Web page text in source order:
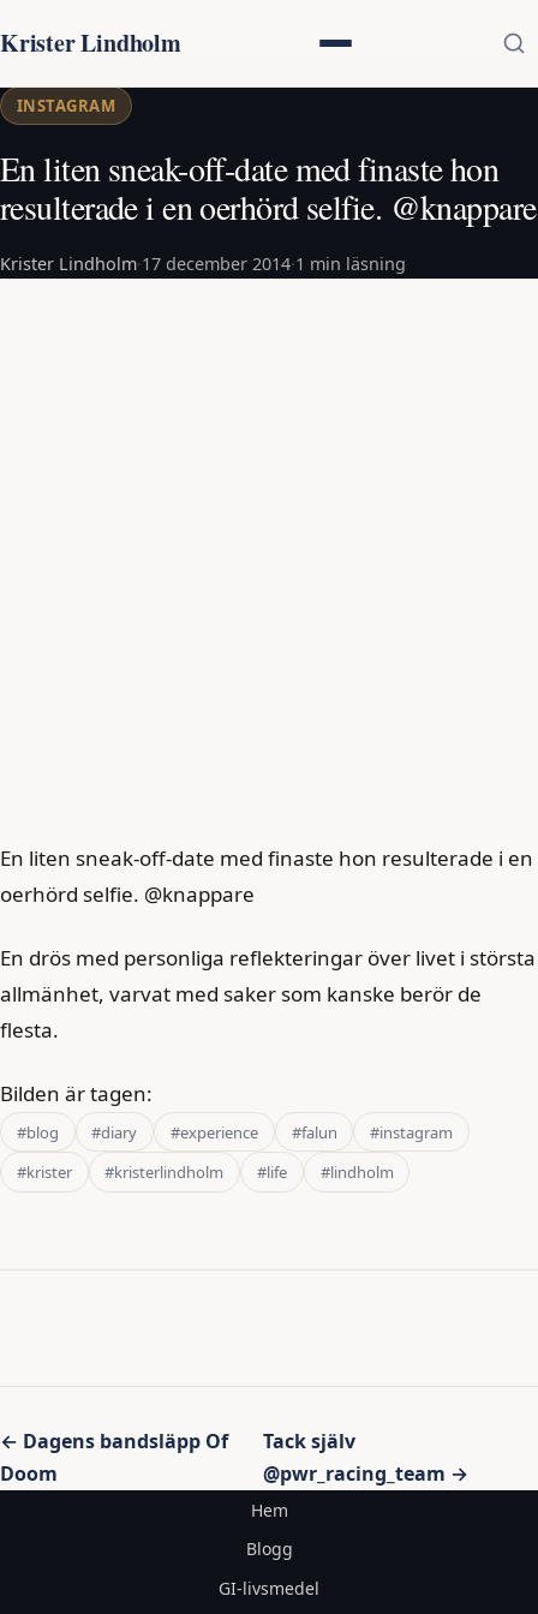
Krister Lindholm
INSTAGRAM
En liten sneak-off-date med finaste hon
resulterade i en oerhörd selfie. @knappare
Krister Lindholm·17 december 2014·1 min läsning
En liten sneak-off-date med finaste hon resulterade i en
oerhörd selfie. @knappare
En drös med personliga reflekteringar över livet i största
allmänhet, varvat med saker som kanske berör de
flesta.
Bilden är tagen:
#blog #diary #experience #falun
#instagram
#krister
#kristerlindholm #life #lindholm
Inläggsnavigering
← Dagens bandsläpp Of
Doom
Tack själv
@pwr_racing_team →
Hem
Blogg
GI-livsmedel